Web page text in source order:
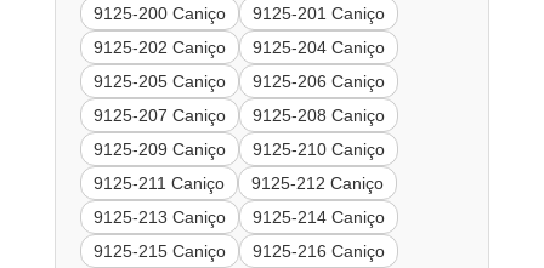
9125-200 Caniço
9125-201 Caniço
9125-202 Caniço
9125-204 Caniço
9125-205 Caniço
9125-206 Caniço
9125-207 Caniço
9125-208 Caniço
9125-209 Caniço
9125-210 Caniço
9125-211 Caniço
9125-212 Caniço
9125-213 Caniço
9125-214 Caniço
9125-215 Caniço
9125-216 Caniço